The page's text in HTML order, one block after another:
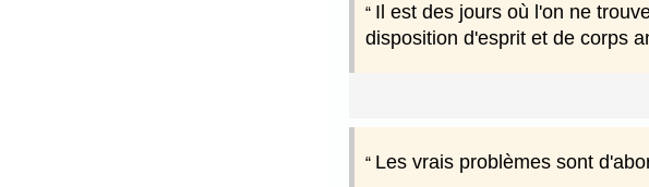
Il est des jours où l'on ne
disposition d'esprit et de corps
Les vrais problèmes sont